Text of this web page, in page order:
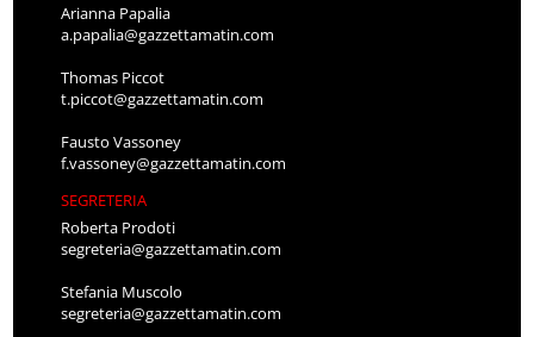
Arianna Papalia
a.papalia@gazzettamatin.com
Thomas Piccot
t.piccot@gazzettamatin.com
Fausto Vassoney
f.vassoney@gazzettamatin.com
SEGRETERIA
Roberta Prodoti
segreteria@gazzettamatin.com
Stefania Muscolo
segreteria@gazzettamatin.com